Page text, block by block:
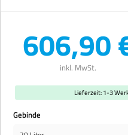
606,90
inkl. MwSt.
Lieferzeit: 1-3
Gebinde